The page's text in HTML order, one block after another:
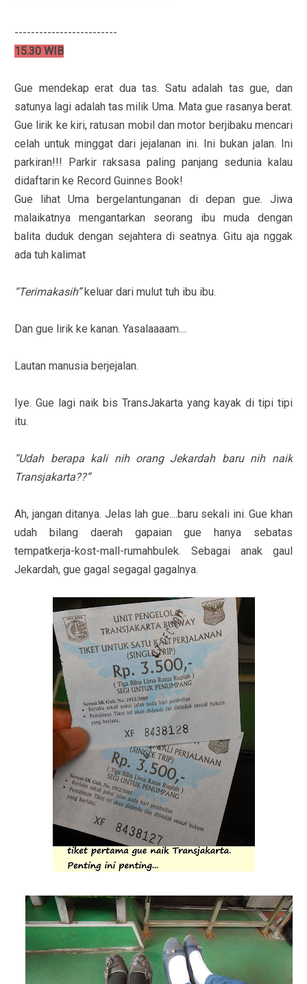
-------------------------
15.30 WIB
Gue mendekap erat dua tas. Satu adalah tas gue, dan
satunya lagi adalah tas milik Uma. Mata gue rasanya berat.
Gue lirik ke kiri, ratusan mobil dan motor berjibaku mencari
celah untuk minggat dari jejalanan ini. Ini bukan jalan. Ini
parkiran!!! Parkir raksasa paling panjang sedunia kalau
didaftarin ke Record Guinnes Book!
Gue lihat Uma bergelantunganan di depan gue. Jiwa
malaikatnya mengantarkan seorang ibu muda dengan
balita duduk dengan sejahtera di seatnya. Gitu aja nggak
ada tuh kalimat
“Terimakasih”keluar dari mulut tuh ibu ibu.
Dan gue lirik ke kanan. Yasalaaaam....
Lautan manusia berjejalan.
Iye. Gue lagi naik bis TransJakarta yang kayak di tipi tipi
itu.
“Udah berapa kali nih orang Jekardah baru nih naik
Transjakarta??”
Ah, jangan ditanya. Jelas lah gue....baru sekali ini. Gue khan
udah bilang daerah gapaian gue hanya sebatas
tempatkerja-kost-mall-rumahbulek. Sebagai anak gaul
Jekardah, gue gagal segagal gagalnya.